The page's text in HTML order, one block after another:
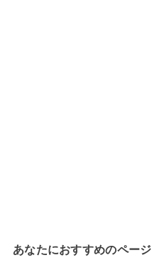
あなたにおすすめのページ